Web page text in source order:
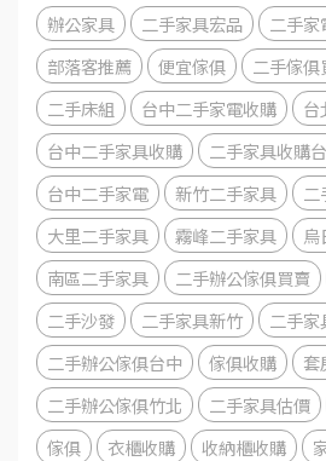
辦公家具
二手家具宏品 二手家
部落客推薦
便宜傢俱 二手傢俱
二手床組
台中二手家電收購
台
台中二手家具收購
二手家具收購
台中二手家電
新竹二手家具
大里二手家具
霧峰二手家具
烏
南區二手家具
二手辦公傢俱買賣
二手沙發
二手家具新竹
二手
二手辦公傢俱台中
傢俱收購
套
二手辦公傢俱竹北
二手家具估價
傢俱
衣櫃收購 收納櫃收購